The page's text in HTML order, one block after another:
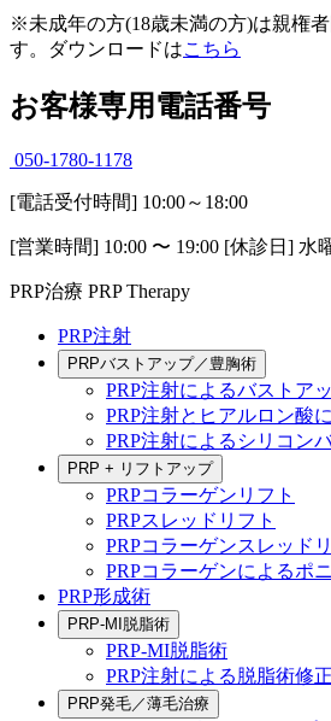
※未成年の方(18歳未満の方)は親権
す。ダウンロードはこちら
お客様専用電話番号
050-1780-1178
[電話受付時間] 10:00～18:00
[営業時間] 10:00 〜 19:00 [休診日] 水
PRP治療 PRP Therapy
PRP注射
PRPバストアップ／豊胸術
PRP注射によるバストア
PRP注射とヒアルロン酸
PRP注射によるシリコン
PRP + リフトアップ
PRPコラーゲンリフト
PRPスレッドリフト
PRPコラーゲンスレッド
PRPコラーゲンによるポ
PRP形成術
PRP-MI脱脂術
PRP-MI脱脂術
PRP注射による脱脂術修正
PRP発毛／薄毛治療